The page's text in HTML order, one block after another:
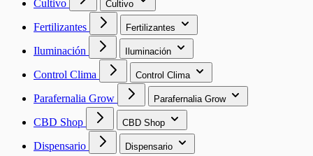
Cultivo Cultivo
Fertilizantes Fertilizantes
Iluminación Iluminación
Control Clima Control Clima
Parafernalia Grow Parafernalia Grow
CBD Shop CBD Shop
Dispensario Dispensario